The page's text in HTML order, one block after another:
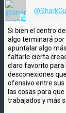
Si bien el centro
algo terminará
apuntalar algo
faltarle cierta
claro favorito para
desconexiones
ofensivo entre sus
las cosas para
trabajados y más